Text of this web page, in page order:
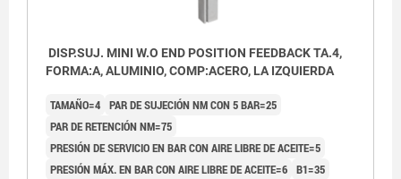
DISP.SUJ. MINI W.O END POSITION FEEDBACK TA.4,
FORMA:A, ALUMINIO, COMP:ACERO, LA IZQUIERDA
TAMAÑO=4 PAR DE SUJECIÓN NM CON 5 BAR=25
PAR DE RETENCIÓN NM=75
PRESIÓN DE SERVICIO EN BAR CON AIRE LIBRE DE ACEITE=5
PRESIÓN MÁX. EN BAR CON AIRE LIBRE DE ACEITE=6 B1=35